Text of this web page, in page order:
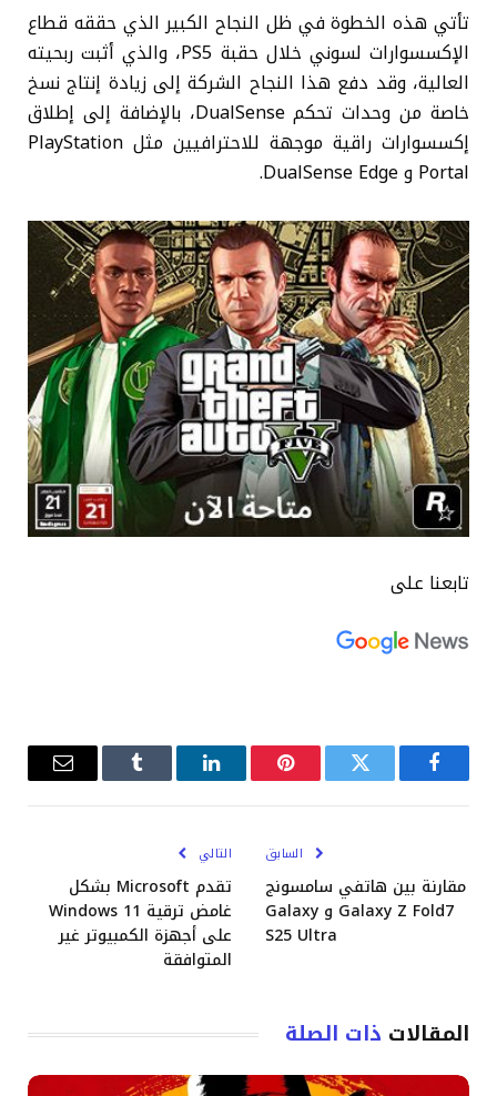
تأتي هذه الخطوة في ظل النجاح الكبير الذي حققه قطاع
الإكسسوارات لسوني خلال حقبة PS5، والذي أثبت ربحيته
العالية، وقد دفع هذا النجاح الشركة إلى زيادة إنتاج نسخ
خاصة من وحدات تحكم DualSense، بالإضافة إلى إطلاق
إكسسوارات راقية موجهة للاحترافيين مثل PlayStation
Portal و DualSense Edge.
تابعنا على
فيسبوكتويتر بينتيريستلينكدإن Tumblrالبريد
السابق
مقارنة بين هاتفي سامسونج
Galaxy Z Fold7 و Galaxy
S25 Ultra
التالي
تقدم Microsoft بشكل
غامض ترقية Windows 11
على أجهزة الكمبيوتر غير
المتوافقة
المقالات ذات الصلة